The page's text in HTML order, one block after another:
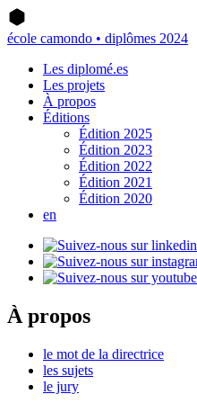
école camondo • diplômes 2024
Les diplomé.es
Les projets
À propos
Éditions
Édition 2025
Édition 2023
Édition 2022
Édition 2021
Édition 2020
en
À propos
le mot de la directrice
les sujets
le jury